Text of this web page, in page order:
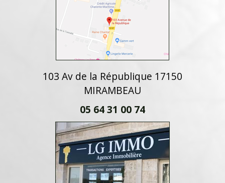
103 Av de la République 17150
MIRAMBEAU
05 64 31 00 74